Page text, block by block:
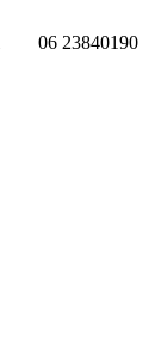
06 23840190